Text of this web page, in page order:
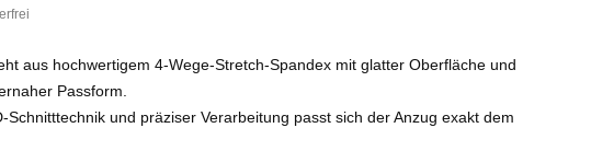
aus hochwertigem 4-Wege-Stretch-Spandex mit glatter Oberfläche und
Passform.
Schnitttechnik und präziser Verarbeitung passt sich der Anzug exakt dem